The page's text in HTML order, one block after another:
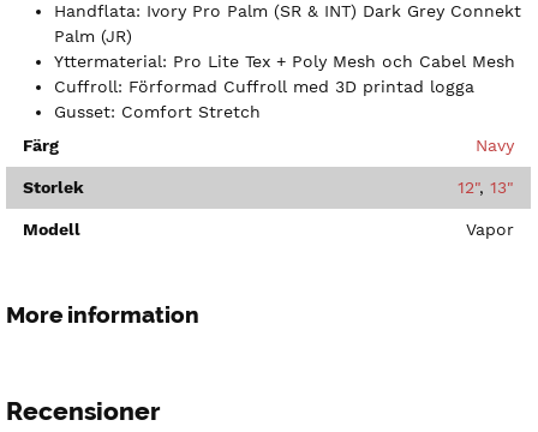
Handflata: Ivory Pro Palm (SR & INT) Dark Grey Connekt
Palm (JR)
Yttermaterial: Pro Lite Tex + Poly Mesh och Cabel Mesh
Cuffroll: Förformad Cuffroll med 3D printad logga
Gusset: Comfort Stretch
Färg
Navy
Storlek 12",13"
Modell Vapor
More information
Recensioner